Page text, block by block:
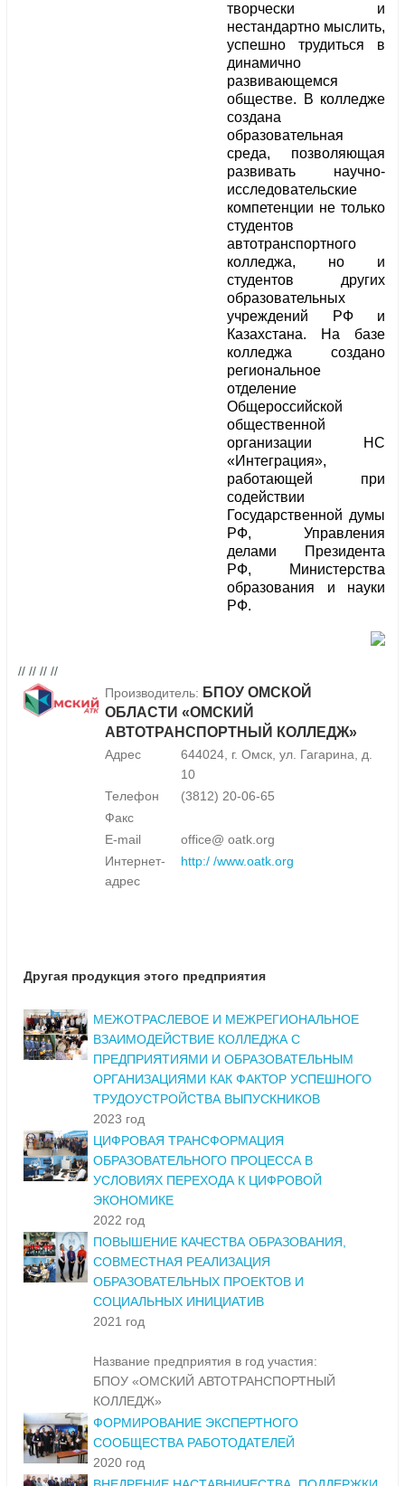
творчески и
нестандартно мыслить,
успешно трудиться в
динамично
развивающемся
обществе. В колледже
создана
образовательная
среда, позволяющая
развивать научно-
исследовательские
компетенции не только
студентов
автотранспортного
колледжа, но и
студентов других
образовательных
учреждений РФ и
Казахстана. На базе
колледжа создано
региональное
отделение
Общероссийской
общественной
организации НС
«Интеграция»,
работающей при
содействии
Государственной думы
РФ, Управления
делами Президента
РФ, Министерства
образования и науки
РФ.
// // // //
Производитель: БПОУ ОМСКОЙ
ОБЛАСТИ «ОМСКИЙ
АВТОТРАНСПОРТНЫЙ КОЛЛЕДЖ»
Адрес
644024, г. Омск, ул. Гагарина, д.
10
Телефон
(3812) 20-06-65
Факс
E-mail
office@ oatk.org
Интернет-
адрес
http:/ /www.oatk.org
Другая продукция этого предприятия
МЕЖОТРАСЛЕВОЕ И МЕЖРЕГИОНАЛЬНОЕ
ВЗАИМОДЕЙСТВИЕ КОЛЛЕДЖА С
ПРЕДПРИЯТИЯМИ И ОБРАЗОВАТЕЛЬНЫМ
ОРГАНИЗАЦИЯМИ КАК ФАКТОР УСПЕШНОГО
ТРУДОУСТРОЙСТВА ВЫПУСКНИКОВ
2023 год
ЦИФРОВАЯ ТРАНСФОРМАЦИЯ
ОБРАЗОВАТЕЛЬНОГО ПРОЦЕССА В
УСЛОВИЯХ ПЕРЕХОДА К ЦИФРОВОЙ
ЭКОНОМИКЕ
2022 год
ПОВЫШЕНИЕ КАЧЕСТВА ОБРАЗОВАНИЯ,
СОВМЕСТНАЯ РЕАЛИЗАЦИЯ
ОБРАЗОВАТЕЛЬНЫХ ПРОЕКТОВ И
СОЦИАЛЬНЫХ ИНИЦИАТИВ
2021 год
Название предприятия в год участия:
БПОУ «ОМСКИЙ АВТОТРАНСПОРТНЫЙ
КОЛЛЕДЖ»
ФОРМИРОВАНИЕ ЭКСПЕРТНОГО
СООБЩЕСТВА РАБОТОДАТЕЛЕЙ
2020 год